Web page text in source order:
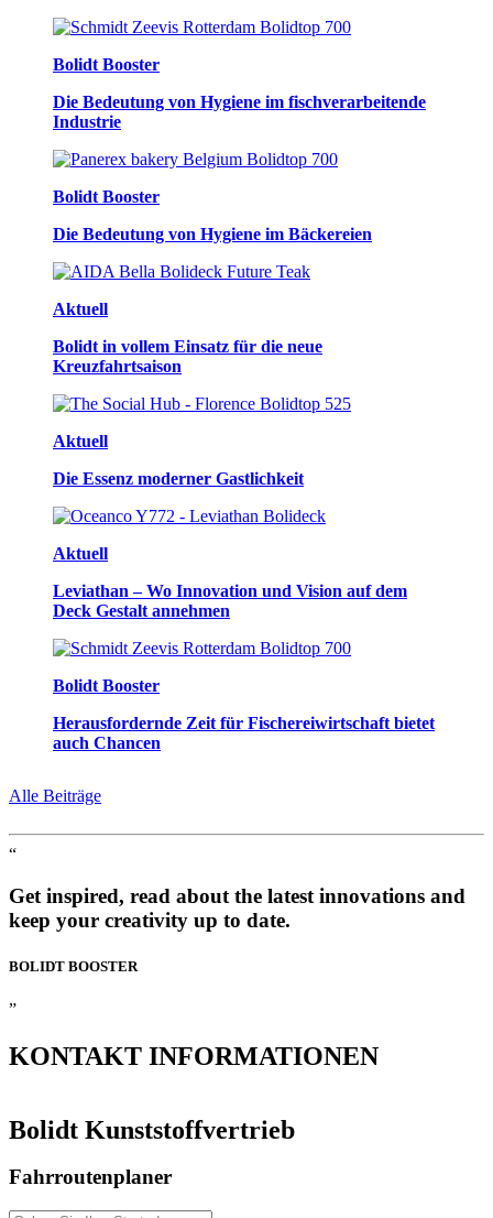
Bolidt Booster
Die Bedeutung von Hygiene im fischverarbeitende
Industrie
Bolidt Booster
Die Bedeutung von Hygiene im Bäckereien
Aktuell
Bolidt in vollem Einsatz für die neue
Kreuzfahrtsaison
Aktuell
Die Essenz moderner Gastlichkeit
Aktuell
Leviathan – Wo Innovation und Vision auf dem
Deck Gestalt annehmen
Bolidt Booster
Herausfordernde Zeit für Fischereiwirtschaft bietet
auch Chancen
Alle Beiträge
“
Get inspired, read about the latest innovations and
keep your creativity up to date.
BOLIDT BOOSTER
”
KONTAKT INFORMATIONEN
Bolidt Kunststoffvertrieb
Fahrroutenplaner